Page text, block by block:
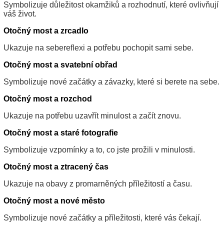
Symbolizuje důležitost okamžiků a rozhodnutí, které ovlivňují
váš život.
Otočný most a zrcadlo
Ukazuje na sebereflexi a potřebu pochopit sami sebe.
Otočný most a svatební obřad
Symbolizuje nové začátky a závazky, které si berete na sebe.
Otočný most a rozchod
Ukazuje na potřebu uzavřít minulost a začít znovu.
Otočný most a staré fotografie
Symbolizuje vzpomínky a to, co jste prožili v minulosti.
Otočný most a ztracený čas
Ukazuje na obavy z promarněných příležitostí a času.
Otočný most a nové město
Symbolizuje nové začátky a příležitosti, které vás čekají.